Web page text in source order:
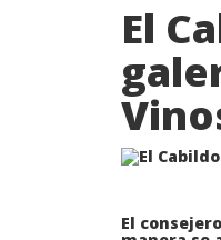
El
El